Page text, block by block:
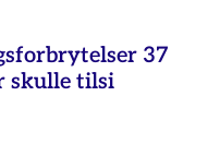
37
skulle tilsi